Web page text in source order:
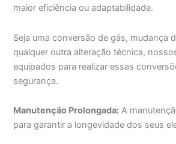
maior eficiência ou adaptabilidade.
Seja uma conversão de gás, mudança
qualquer outra alteração técnica,
equipados para realizar essas
segurança.
Manutenção Prolongada: A
para garantir a longevidade dos seus